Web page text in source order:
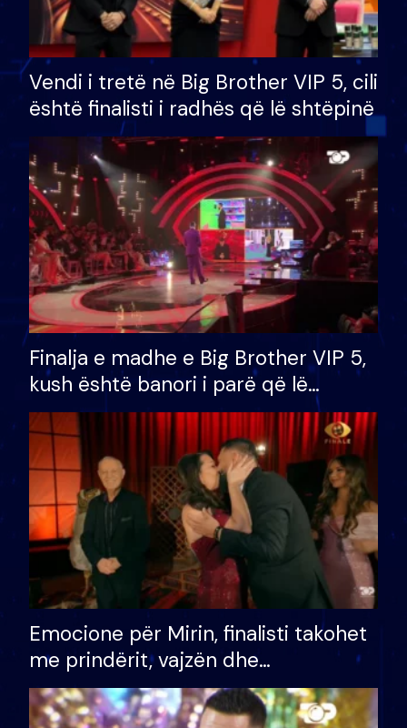
Vendi i tretë në Big Brother VIP 5, cili
është finalisti i radhës që lë shtëpinë
Finalja e madhe e Big Brother VIP 5,
kush është banori i parë që lë
shtëpinë dhe humb mundësinë për
të fituar çmimin e madh
Emocione për Mirin, finalisti takohet
me prindërit, vajzën dhe
bashkëshorten: S’kemi ndonjë letër
divorci apo jo?